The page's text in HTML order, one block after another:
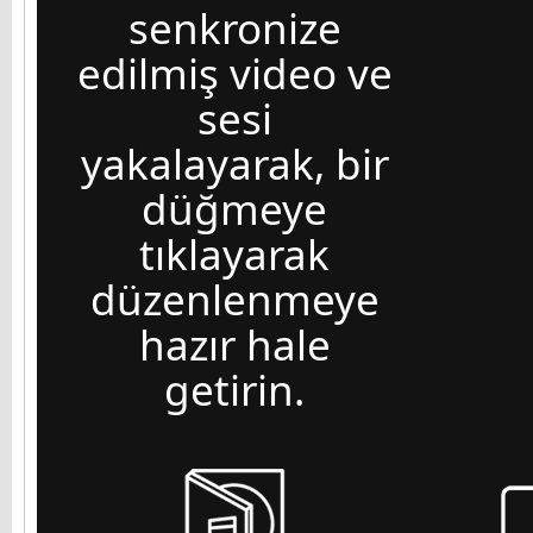
senkronize
edilmiş video ve
sesi
yakalayarak, bir
düğmeye
tıklayarak
düzenlenmeye
hazır hale
getirin.